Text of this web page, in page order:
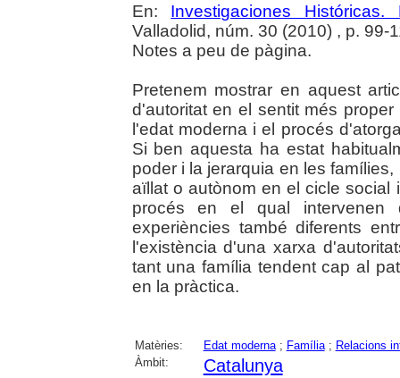
En: Investigaciones
Valladolid, núm. 30 (2010) , p. 99-
Notes a peu de pàgina.
Pretenem mostrar en aquest
d'autoritat en el sentit més
l'edat moderna i el procés
Si ben aquesta ha estat
poder i la jerarquia en les
aïllat o autònom en el cicle social
procés en el qual intervenen
experiències també diferents
l'existència d'una xarxa
tant una família tendent cap al
en la pràctica.
Matèries: Edat moderna; Família; Relacions
Àmbit:
Catalunya